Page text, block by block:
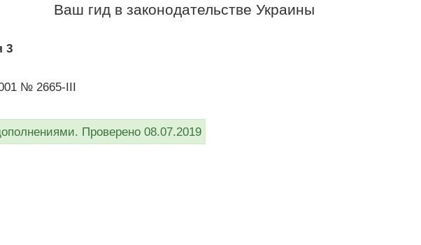
Ваш гид в законодательстве Украины
3
№ 2665-III
Проверено 08.07.2019